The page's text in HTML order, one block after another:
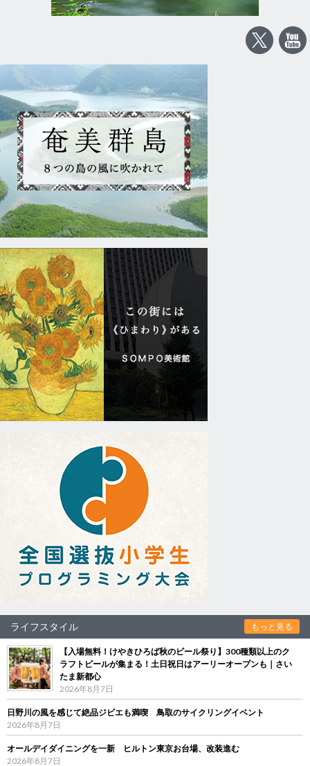
ライフスタイル もっと見る
【入場無料！けやきひろば秋のビール祭り】300種類以上のク
ラフトビールが集まる！土日祝日はアーリーオープンも｜さい
たま新都心
2026年8月7日
日野川の風を感じて絶品ジビエも満喫 鳥取のサイクリングイベント
2026年8月7日
オールデイダイニングを一新 ヒルトン東京お台場、改装進む
2026年8月7日